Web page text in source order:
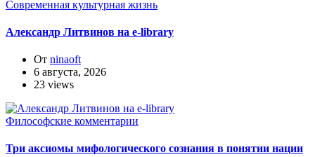
Современная культурная жизнь
Александр Литвинов на e-library
От ninaoft
6 августа, 2026
23 views
Философские комментарии
Три аксиомы мифологического сознания в понятии нации